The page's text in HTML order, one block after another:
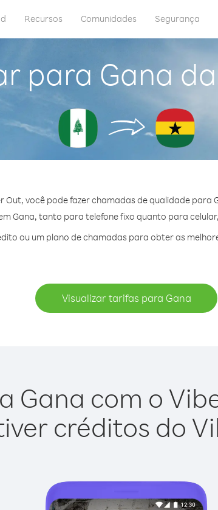
Recursos Comunidades Segurança
para Gana
Out, você pode fazer chamadas de qualidade para
Gana, tanto para telefone fixo quanto para
ou um plano de chamadas para obter as
Visualizar tarifas para Gana
Gana com o
créditos do